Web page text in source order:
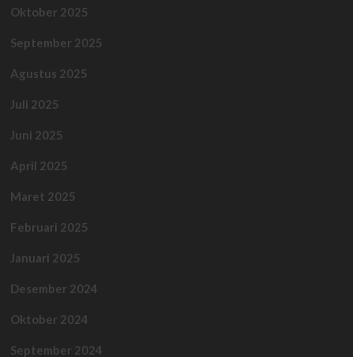
Oktober 2025
September 2025
Agustus 2025
Juli 2025
Juni 2025
April 2025
Maret 2025
Februari 2025
Januari 2025
Desember 2024
Oktober 2024
September 2024